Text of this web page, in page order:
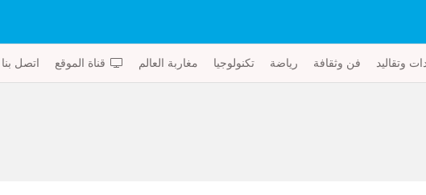
وتقاليد فن وثقافة رياضة تكنولوجيا مغاربة العالم قناة الموقع اتصل بنا